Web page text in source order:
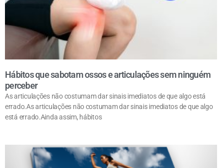
Hábitos que sabotam ossos e articulações sem ninguém
perceber
As articulações não costumam dar sinais imediatos de que algo está
errado.As articulações não costumam dar sinais imediatos de que algo
está errado.Ainda assim, hábitos